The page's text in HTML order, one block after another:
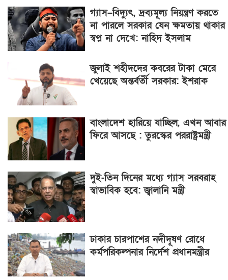
গ্যাস–বিদ্যুৎ, দ্রব্যমূল্য নিয়ন্ত্রণ করতে
না পারলে সরকার যেন ক্ষমতায় থাকার
স্বপ্ন না দেখে: নাহিদ ইসলাম
জুলাই শহীদদের কবরের টাকা মেরে
খেয়েছে অন্তর্বর্তী সরকার: ইশরাক
বাংলাদেশ হারিয়ে যাচ্ছিল, এখন আবার
ফিরে আসছে : তুরস্কের পররাষ্ট্রমন্ত্রী
দুই-তিন দিনের মধ্যে গ্যাস সরবরাহ
স্বাভাবিক হবে: জ্বালানি মন্ত্রী
ঢাকার চারপাশের নদীদূষণ রোধে
কর্মপরিকল্পনার নির্দেশ প্রধানমন্ত্রীর